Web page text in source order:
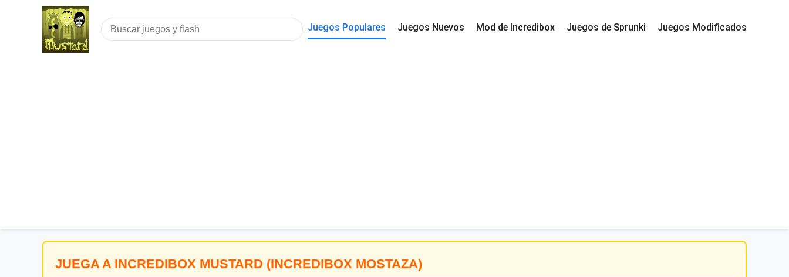
Juegos Populares Juegos Nuevos Mod de Incredibox Juegos de Sprunki Juegos Modificados
JUEGA A INCREDIBOX MUSTARD (INCREDIBOX MOSTAZA)